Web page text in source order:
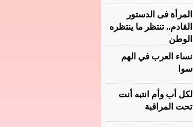
المرأة فى الدستور
القادم.. تنتظر ما ينتظره
الوطن
نساء العرب في الهم
سوا
لكل أب وأم انتبه أنت
تحت المراقبة